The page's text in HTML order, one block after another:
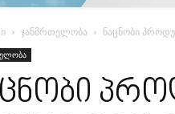
ჯანმრთელობა ნაცნობი